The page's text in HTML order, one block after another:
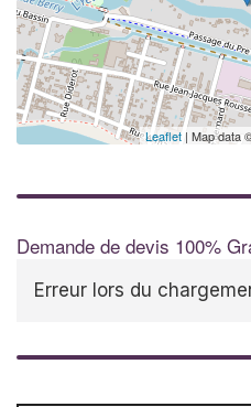
Leaflet | Map data
Demande de devis 100%
Erreur lors du